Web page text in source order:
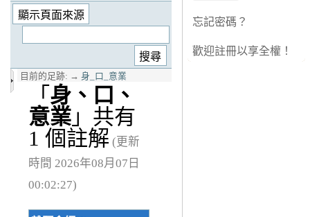
目前的足跡: → 身_口_意業
「 身、口、
意業 」共有
1 個註解 (更新
時間 2026年08月07日
00:02:27)
忘記密碼？
歡迎註冊以享全權！